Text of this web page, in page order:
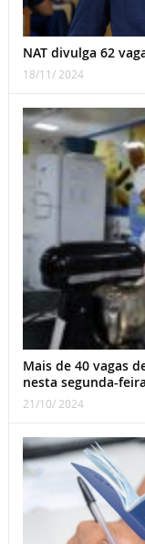
NAT divulga 62
18/11/ 2024
Mais de 40 vagas
nesta segunda-
21/10/ 2024